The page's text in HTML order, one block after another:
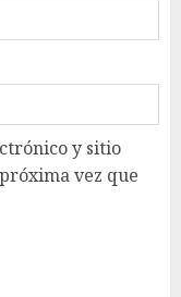
y sitio
vez que